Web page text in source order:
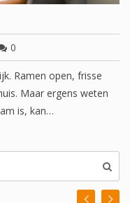
0
Ramen open, frisse
Maar ergens weten
is, kan…